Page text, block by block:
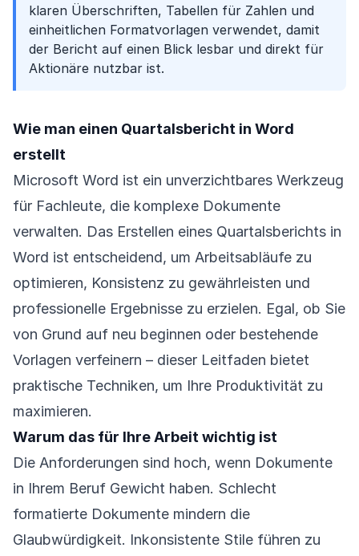
klaren Überschriften, Tabellen für Zahlen und
einheitlichen Formatvorlagen verwendet, damit
der Bericht auf einen Blick lesbar und direkt für
Aktionäre nutzbar ist.
Wie man einen Quartalsbericht in Word
erstellt
Microsoft Word ist ein unverzichtbares Werkzeug
für Fachleute, die komplexe Dokumente
verwalten. Das Erstellen eines Quartalsberichts in
Word ist entscheidend, um Arbeitsabläufe zu
optimieren, Konsistenz zu gewährleisten und
professionelle Ergebnisse zu erzielen. Egal, ob Sie
von Grund auf neu beginnen oder bestehende
Vorlagen verfeinern – dieser Leitfaden bietet
praktische Techniken, um Ihre Produktivität zu
maximieren.
Warum das für Ihre Arbeit wichtig ist
Die Anforderungen sind hoch, wenn Dokumente
in Ihrem Beruf Gewicht haben. Schlecht
formatierte Dokumente mindern die
Glaubwürdigkeit. Inkonsistente Stile führen zu